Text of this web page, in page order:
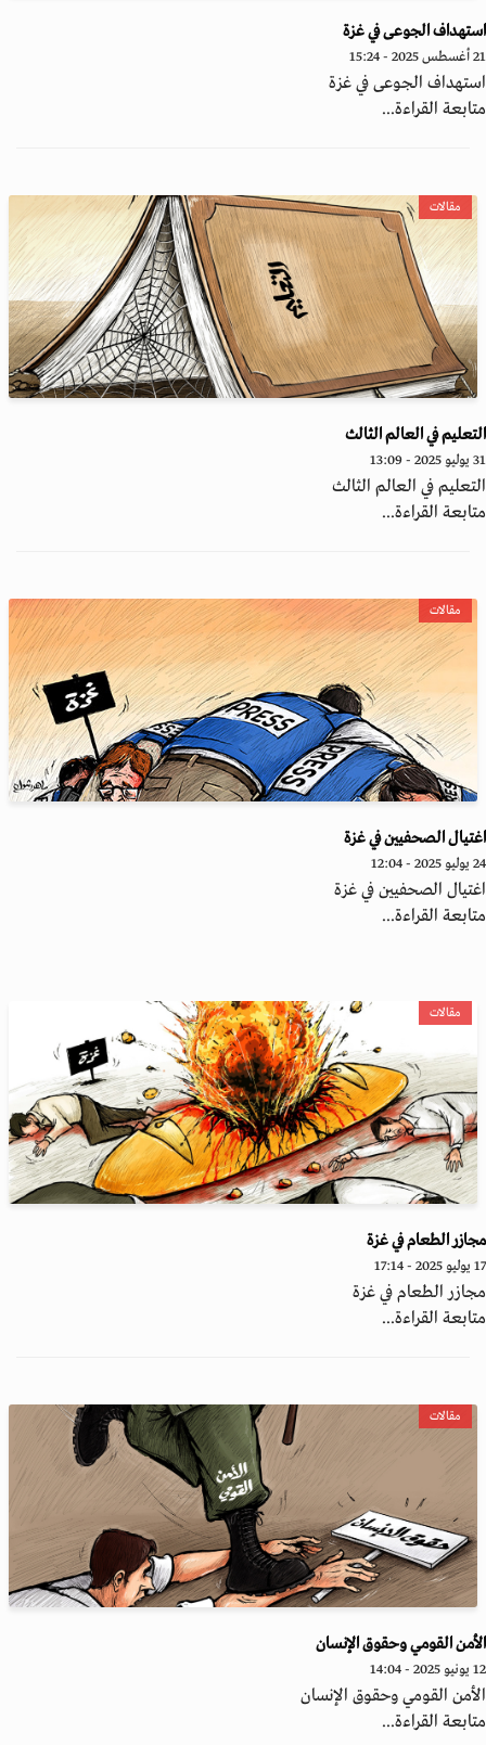
الجوعى في غزة
الجوعى في غزة
القراءة...
مقالات
في العالم الثالث
في العالم الثالث
القراءة...
مقالات
الصحفيين في غزة
الصحفيين في غزة
القراءة...
مقالات
الطعام في غزة
الطعام في غزة
القراءة...
مقالات
القومي وحقوق الإنسان
القومي وحقوق الإنسان
القراءة...